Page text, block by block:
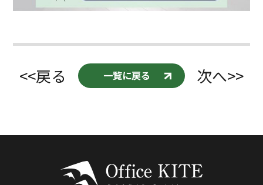
<<戻る 一覧に戻る 次へ>>